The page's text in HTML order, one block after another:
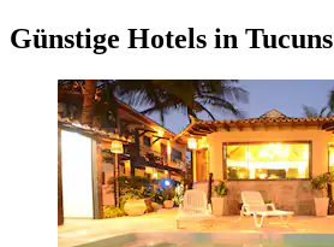
Günstige Hotels in Tucuns